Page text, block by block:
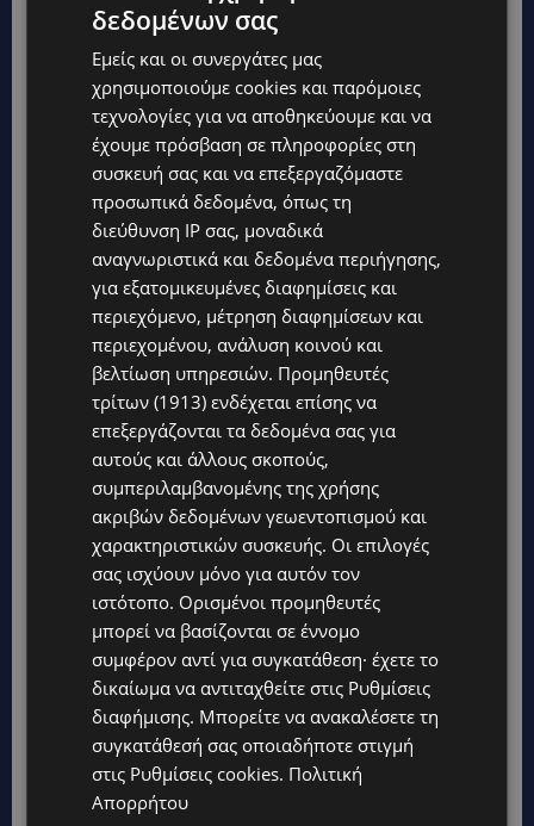
Ήταν πολύ δύσκολη η απώλεια γιατί δεν
έχασαν μόνο τον πατέρα τους, αλλά ήταν
διπλό το βάρος διότι ήταν γνωστός.«Ήταν
δύσκολο τόσο η μητέρα μας, η γιαγιά μου, και η
θεία μου, οι οποίες σήκωσαν το βάρος.
Συμβαίνουν αυτά στην ζωή, αυτά είναι που μας
κάνουν δυνατούς…».Μια από τις συμβουλές του
πατέρα του και κρατά ως οδηγός, είναι να
προχωρούν στις δικές τους δυνάμεις και όχι
επειδή είναι τα παιδιά του Μάριου Τόκα. Αυτό
που τους λείπει είναι όλες οι στιγμές που
θυμάται ως παιδιά, τα ταξίδια, τις συναυλίες,
αλλά και το γλυκό χάδι της μελωδίας πριν
κοιμηθεί….«Αυτό που μου λείπει είναι να ακούω
το πιάνο πριν κοιμηθώ…».Αυτό που κρατά
περισσότερο και τον κάνει περήφανο είναι η
αγάπη του κόσμου μόλις λέει ότι είναι ο γιος
του Μάριου Τόκα, αυτό κρατά την αγάπη του
κόσμου…Θα ήθελε ο ίδιος να πει στον πατέρα
του ότι έχει χάσει πολλές όμορφες στιγμές που
θα ζούσαν μαζί αλλά και ότι θα ήθελε πολύ να
έβλεπε από κάπου εκεί ψηλά το έργο αλλά και
την αγάπη που του τρέφουν…
δεδομένων σας
Εμείς και οι συνεργάτες μας
χρησιμοποιούμε cookies και παρόμοιες
τεχνολογίες για να αποθηκεύουμε και να
έχουμε πρόσβαση σε πληροφορίες στη
συσκευή σας και να επεξεργαζόμαστε
προσωπικά δεδομένα, όπως τη
διεύθυνση IP σας, μοναδικά
αναγνωριστικά και δεδομένα περιήγησης,
για εξατομικευμένες διαφημίσεις και
περιεχόμενο, μέτρηση διαφημίσεων και
περιεχομένου, ανάλυση κοινού και
βελτίωση υπηρεσιών. Προμηθευτές
τρίτων (1913) ενδέχεται επίσης να
επεξεργάζονται τα δεδομένα σας για
αυτούς και άλλους σκοπούς,
συμπεριλαμβανομένης της χρήσης
ακριβών δεδομένων γεωεντοπισμού και
χαρακτηριστικών συσκευής. Οι επιλογές
σας ισχύουν μόνο για αυτόν τον
ιστότοπο. Ορισμένοι προμηθευτές
μπορεί να βασίζονται σε έννομο
συμφέρον αντί για συγκατάθεση· έχετε το
δικαίωμα να αντιταχθείτε στις Ρυθμίσεις
διαφήμισης. Μπορείτε να ανακαλέσετε τη
συγκατάθεσή σας οποιαδήποτε στιγμή
στις Ρυθμίσεις cookies. Πολιτική
Απορρήτου